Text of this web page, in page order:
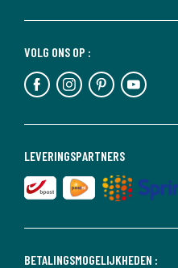
BETALINGSMOGELIJKHEDEN :
LEVERINGSPARTNERS
VOLG ONS OP :